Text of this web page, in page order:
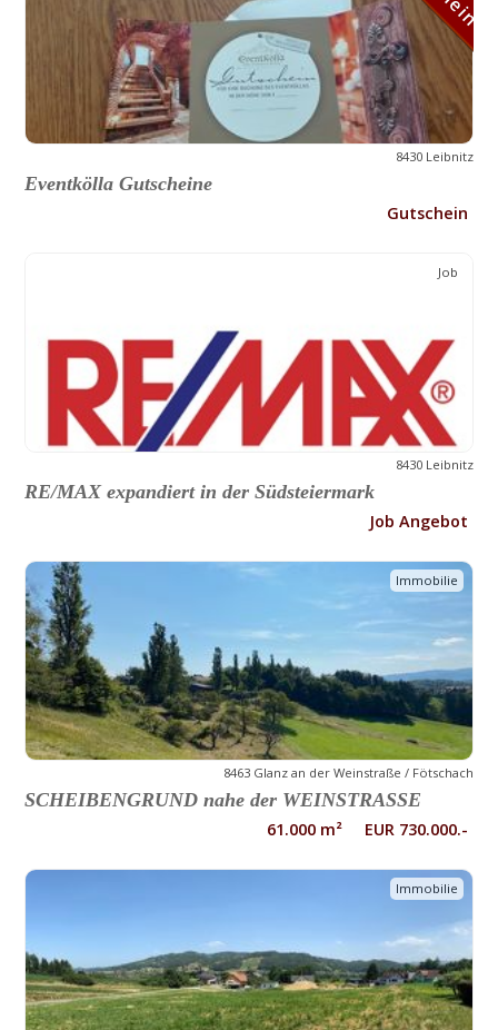
8430 Leibnitz
Eventkölla Gutscheine
Gutschein
Job
8430 Leibnitz
RE/MAX expandiert in der Südsteiermark
Job Angebot
Immobilie
8463 Glanz an der Weinstraße / Fötschach
SCHEIBENGRUND nahe der WEINSTRASSE
61.000 m² EUR 730.000.-
Immobilie